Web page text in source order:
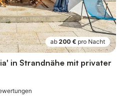
ab 200 € pro Nacht
in Strandnähe mit privater